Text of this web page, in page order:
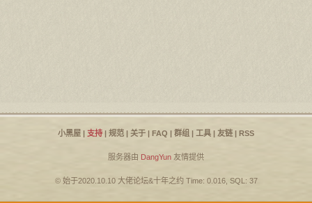
小黑屋 | 支持 | 规范 | 关于 | FAQ | 群组 | 工具 | 友链 | RSS
服务器由 DangYun 友情提供
© 始于2020.10.10 大佬论坛&十年之约Time: 0.016, SQL: 37